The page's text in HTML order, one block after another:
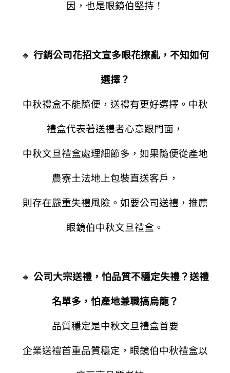
因，也是眼鏡伯堅持！
🔸 行銷公司花招文宣多眼花撩亂，不知如何
選擇？
中秋禮盒不能隨便，送禮有更好選擇。 中秋
禮盒代表著送禮者心意跟門面，
中秋文旦禮盒處理細節多，如果隨便從產地
農寮土法地上包裝直送客戶，
則存在嚴重失禮風險。如要公司送禮，推薦
眼鏡伯中秋文旦禮盒。
🔸 公司大宗送禮，怕品質不穩定失禮？送禮
名單多，怕產地兼職搞烏龍？
品質穩定是中秋文旦禮盒首要
企業送禮首重品質穩定，眼鏡伯中秋禮盒以